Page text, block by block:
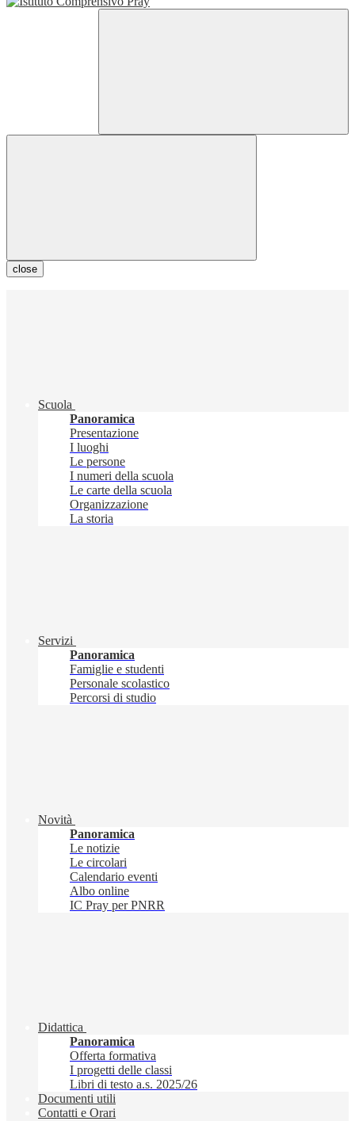
close
Scuola
Panoramica
Presentazione
I luoghi
Le persone
I numeri della scuola
Le carte della scuola
Organizzazione
La storia
Servizi
Panoramica
Famiglie e studenti
Personale scolastico
Percorsi di studio
Novità
Panoramica
Le notizie
Le circolari
Calendario eventi
Albo online
IC Pray per PNRR
Didattica
Panoramica
Offerta formativa
I progetti delle classi
Libri di testo a.s. 2025/26
Documenti utili
Contatti e Orari